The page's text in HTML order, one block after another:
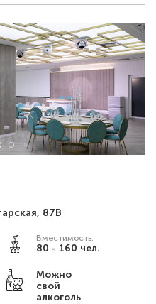
87В
Вместимость:
80 - 160 чел.
Можно
свой
алкоголь